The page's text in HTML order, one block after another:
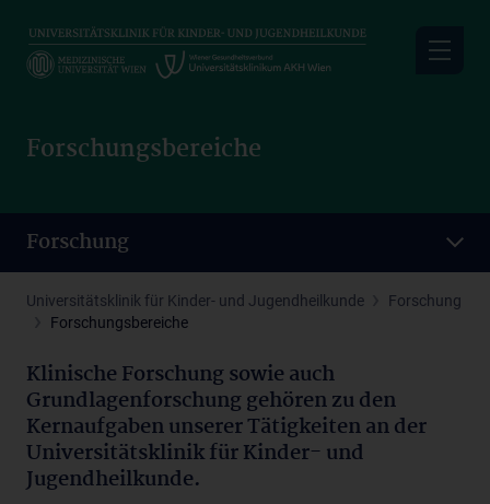
main
Forschungsbereiche
Forschung
Universitätsklinik für Kinder- und Jugendheilkunde
Forschung
Forschungsbereiche
Klinische Forschung sowie auch
Grundlagenforschung gehören zu den
Kernaufgaben unserer Tätigkeiten an der
Universitätsklinik für Kinder- und
Jugendheilkunde.